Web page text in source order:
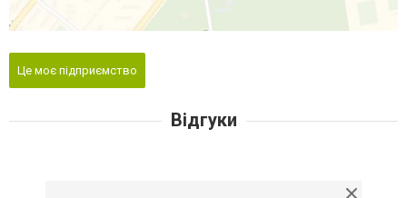
Це моє підприємство
Відгуки